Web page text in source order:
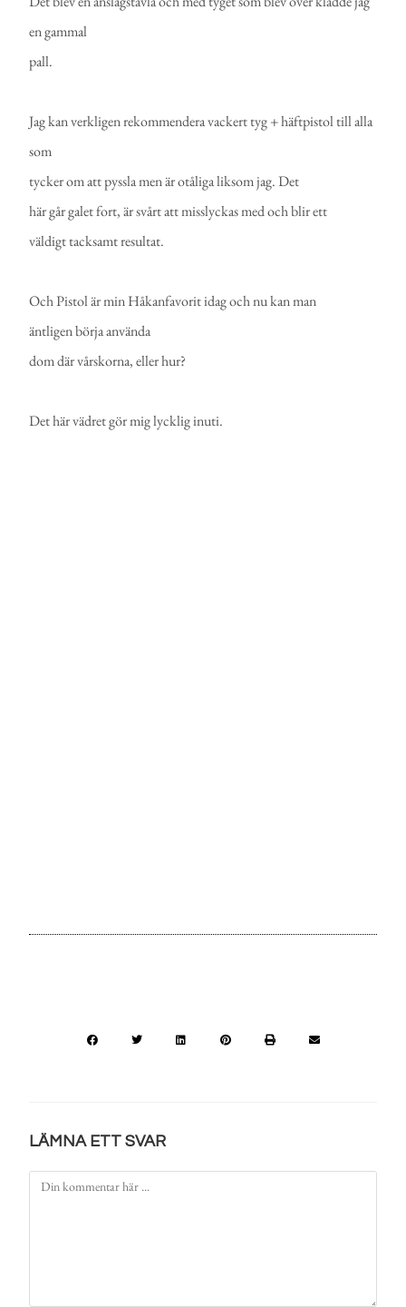
en gammal
pall.
Jag kan verkligen rekommendera vackert tyg + häftpistol till alla
som
tycker om att pyssla men är otåliga liksom jag. Det
här går galet fort, är svårt att misslyckas med och blir ett
väldigt tacksamt resultat.
Och Pistol är min Håkanfavorit idag och nu kan man
äntligen börja använda
dom där vårskorna, eller hur?
Det här vädret gör mig lycklig inuti.
LÄMNA ETT SVAR